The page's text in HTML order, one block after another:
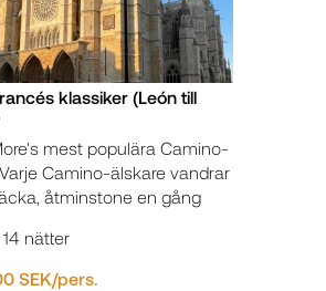
klassiker (León till
mest populära Camino-
Camino-älskare vandrar
åtminstone en gång
nätter
SEK/pers.